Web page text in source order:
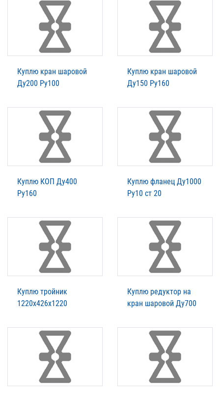
Куплю кран шаровой
Ду200 Ру100
Куплю кран шаровой
Ду150 Ру160
Куплю КОП Ду400
Ру160
Куплю фланец Ду1000
Ру10 ст 20
Куплю тройник
1220х426х1220
Куплю редуктор на
кран шаровой Ду700